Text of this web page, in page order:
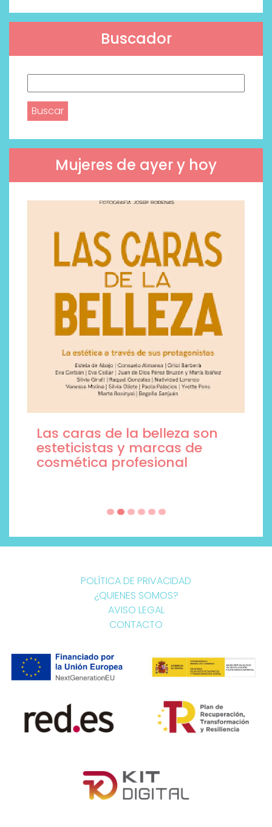
Buscador
Mujeres de ayer y hoy
Las caras de la belleza son
esteticistas y marcas de
cosmética profesional
POLÍTICA DE PRIVACIDAD
¿QUIENES SOMOS?
AVISO LEGAL
CONTACTO